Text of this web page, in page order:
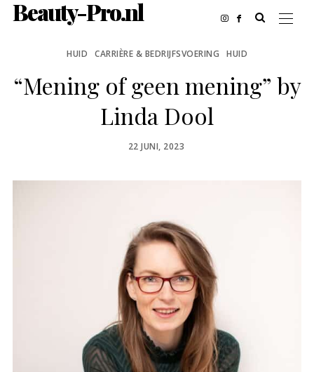
Beauty-Pro.nl
HUID CARRIÈRE & BEDRIJFSVOERING HUID
“Mening of geen mening” by
Linda Dool
POSTED
22 JUNI, 2023